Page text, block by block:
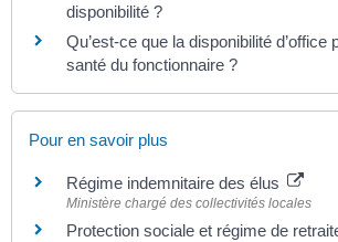
disponibilité ?
Qu’est-ce que la disponibilité d’office
santé du fonctionnaire ?
Pour en savoir plus
Régime indemnitaire des élus
Ministère chargé des collectivités locales
Protection sociale et régime de